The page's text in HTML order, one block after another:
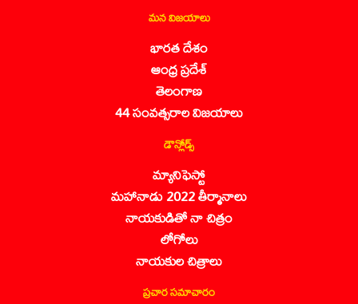
మన విజయాలు
భారత దేశం
ఆంధ్ర ప్రదేశ్
తెలంగాణ
44 సంవత్సరాల విజయాలు
డౌన్లోడ్స్
మ్యానిఫెస్టో
మహానాడు 2022 తీర్మానాలు
నాయకుడితో నా చిత్రం
లోగోలు
నాయకుల చిత్రాలు
ప్రచార సమాచారం